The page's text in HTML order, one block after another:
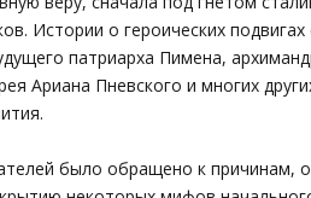
Истории о героических
патриарха Пимена,
Ариана Пневского и многих
было обращено к причинам,